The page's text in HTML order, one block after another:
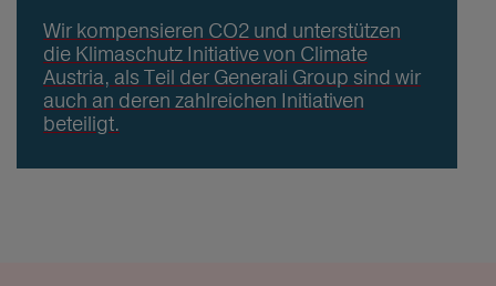
Wir kompensieren CO2 und unterstützen
die Klimaschutz Initiative von Climate
Austria, als Teil der Generali Group sind wir
auch an deren zahlreichen Initiativen
beteiligt.